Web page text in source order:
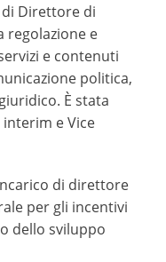
Direttore di
regolazione e
e contenuti
politica,
È stata
e Vice
di direttore
per gli incentivi
dello sviluppo